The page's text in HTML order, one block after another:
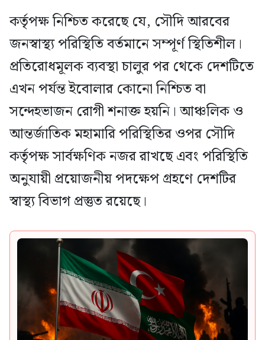
কর্তৃপক্ষ নিশ্চিত করেছে যে, সৌদি আরবের
জনস্বাস্থ্য পরিস্থিতি বর্তমানে সম্পূর্ণ স্থিতিশীল।
প্রতিরোধমূলক ব্যবস্থা চালুর পর থেকে দেশটিতে
এখন পর্যন্ত ইবোলার কোনো নিশ্চিত বা
সন্দেহভাজন রোগী শনাক্ত হয়নি। আঞ্চলিক ও
আন্তর্জাতিক মহামারি পরিস্থিতির ওপর সৌদি
কর্তৃপক্ষ সার্বক্ষণিক নজর রাখছে এবং পরিস্থিতি
অনুযায়ী প্রয়োজনীয় পদক্ষেপ গ্রহণে দেশটির
স্বাস্থ্য বিভাগ প্রস্তুত রয়েছে।